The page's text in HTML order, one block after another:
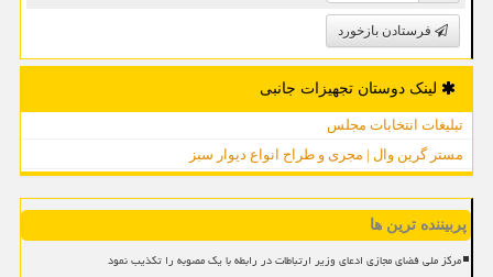
فرستادن بازخورد
لینک دوستان تجهیزات جانبی
تبلیغات انتخابات مجلس
مستر گرین وال | مجری و طراح انواع دیوار سبز
پربیننده ترین ها
مرکز ملی فضای مجازی ادعای وزیر ارتباطات در رابطه با یک مصوبه را تکذیب نمود